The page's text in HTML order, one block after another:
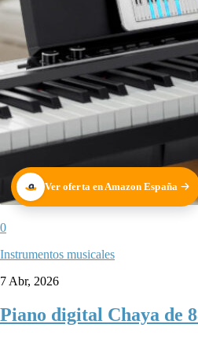
Ver oferta en Amazon España
0
Instrumentos musicales
7 Abr, 2026
Piano digital Chaya de